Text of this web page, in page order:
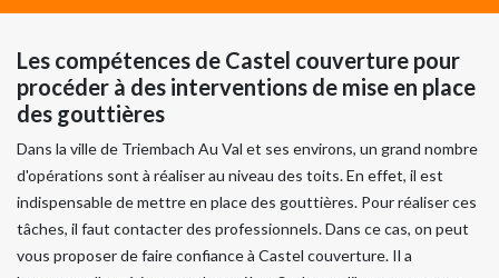
Les compétences de Castel couverture pour
procéder à des interventions de mise en place
des gouttières
Dans la ville de Triembach Au Val et ses environs, un grand nombre
d'opérations sont à réaliser au niveau des toits. En effet, il est
indispensable de mettre en place des gouttières. Pour réaliser ces
tâches, il faut contacter des professionnels. Dans ce cas, on peut
vous proposer de faire confiance à Castel couverture. Il a